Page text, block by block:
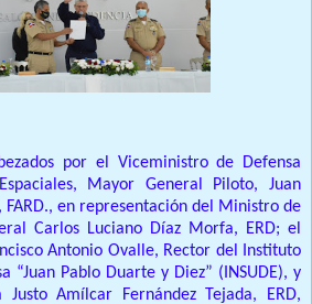
por el Viceministro de Defensa
Mayor General Piloto, Juan
FARD., en representación del Ministro de
Carlos Luciano Díaz Morfa, ERD; el
Antonio Ovalle, Rector del Instituto
“Juan Pablo Duarte y Diez” (INSUDE), y
Amílcar Fernández Tejada, ERD,